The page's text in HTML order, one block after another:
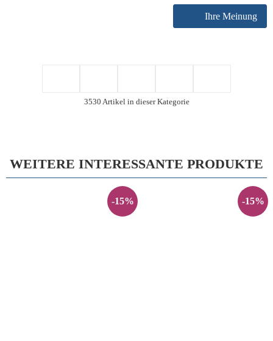
Ihre Meinung
3530 Artikel in dieser Kategorie
WEITERE INTERESSANTE PRODUKTE
-15% -15%